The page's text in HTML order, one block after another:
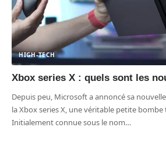
HIGH-TECH
Xbox series X : quels sont les
Depuis peu, Microsoft a annoncé sa
la Xbox series X, une véritable petite
Initialement connue sous le nom…